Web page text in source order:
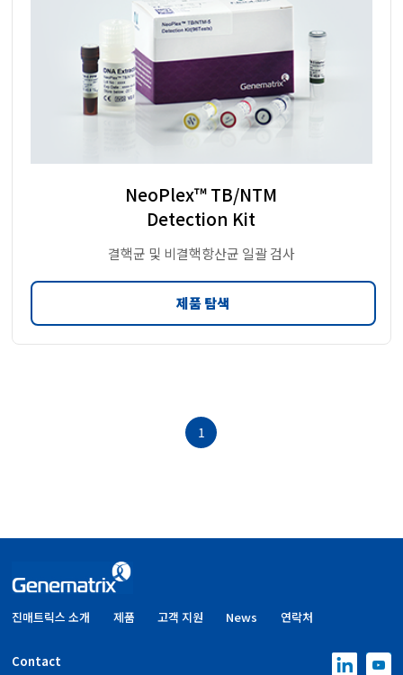
NeoPlex™ TB/NTM
Detection Kit
결핵균 및 비결핵항산균 일괄 검사
제품 탐색
1
진매트릭스 소개 제품 고객 지원 News 연락처
Contact